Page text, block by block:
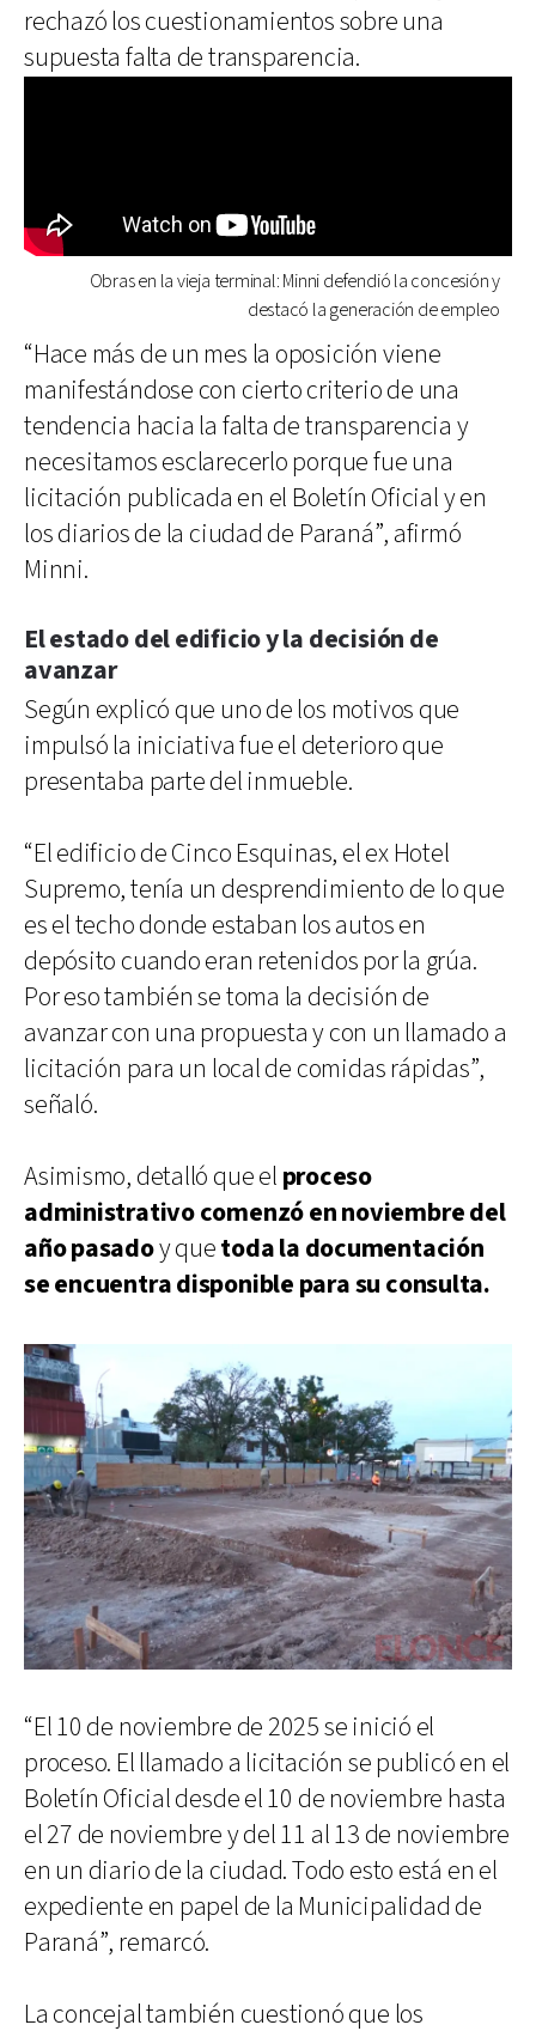
rechazó los cuestionamientos sobre una
supuesta falta de transparencia.
Obras en la vieja terminal: Minni defendió la concesión y
destacó la generación de empleo
“Hace más de un mes la oposición viene
manifestándose con cierto criterio de una
tendencia hacia la falta de transparencia y
necesitamos esclarecerlo porque fue una
licitación publicada en el Boletín Oficial y en
los diarios de la ciudad de Paraná”, afirmó
Minni.
El estado del edificio y la decisión de
avanzar
Según explicó que uno de los motivos que
impulsó la iniciativa fue el deterioro que
presentaba parte del inmueble.
“El edificio de Cinco Esquinas, el ex Hotel
Supremo, tenía un desprendimiento de lo que
es el techo donde estaban los autos en
depósito cuando eran retenidos por la grúa.
Por eso también se toma la decisión de
avanzar con una propuesta y con un llamado a
licitación para un local de comidas rápidas”,
señaló.
Asimismo, detalló que el proceso
administrativo comenzó en noviembre del
año pasadoy quetoda la documentación
se encuentra disponible para su consulta.
“El 10 de noviembre de 2025 se inició el
proceso. El llamado a licitación se publicó en el
Boletín Oficial desde el 10 de noviembre hasta
el 27 de noviembre y del 11 al 13 de noviembre
en un diario de la ciudad. Todo esto está en el
expediente en papel de la Municipalidad de
Paraná”, remarcó.
La concejal también cuestionó que los